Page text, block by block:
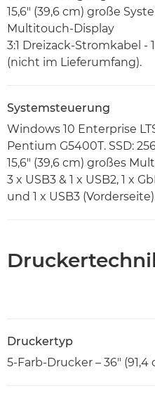
15,6" (39,6 cm) große
Multitouch-Display
3:1 Dreizack-Stromkabel
(nicht im Lieferumfang).
Systemsteuerung
Windows 10 Enterprise
Pentium G5400T. SSD:
15,6" (39,6 cm) großes
3 x USB3 & 1 x USB2, 1 x
und 1 x USB3
Druckertyp
5-Farb-Drucker – 36" (91,4